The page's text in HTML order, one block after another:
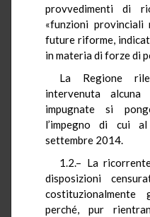
provvedimenti di
«funzioni
future riforme,
in materia di forze di
La Regione
intervenuta
impugnate si
l’impegno di cui
settembre 2014.
1.2.– La
disposizioni
perché, pur